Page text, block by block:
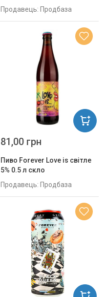
Продавець: Продбаза
Пиво Forever Love is світле
5% 0.5 л скло
Продавець: Продбаза
81,00 грн